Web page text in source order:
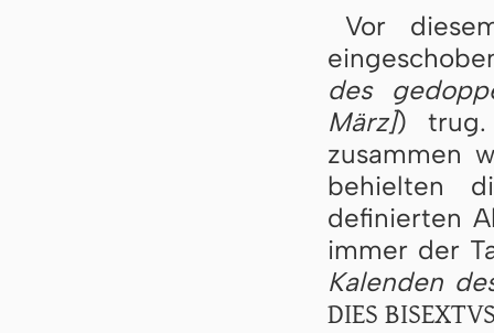
Vor
des
März]) trug.
zusammen
behielten
definierten
immer der
Kalenden
DIES